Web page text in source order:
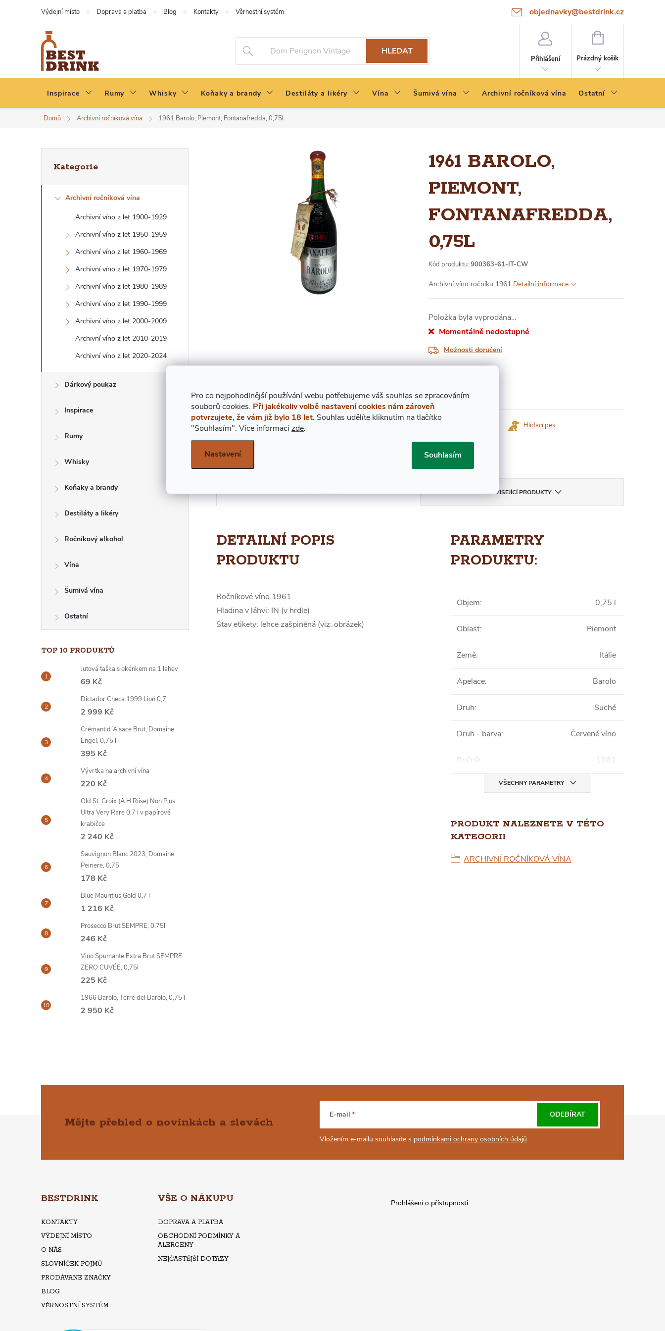
Pro co nejpohodlnější používání webu potřebujeme váš souhlas se zpracováním
souborů cookies. Při jakékoliv volbě nastavení cookies nám zároveň
potvrzujete, že vám již bylo 18 let. Souhlas udělíte kliknutím na tlačítko
"Souhlasím". Více informacízde.
Nastavení Souhlasím
objednavky@bestdrink.cz
Výdejní místo Doprava a platba Blog Kontakty Věrnostní systém
HLEDAT
Přihlášení
NÁKUPNÍ
Prázdný košík
Inspirace Rumy Whisky Koňaky a brandy Destiláty a likéry Vína Šumivá vína Archivní ročníková vína Ostatní
Domů Archivní ročníková vína 1961 Barolo, Piemont, Fontanafredda, 0,75l
O
kategorie
Kategorie
Archivní ročníková vína
Archivní víno z let 1900-1929
Archivní víno z let 1950-1959
Archivní víno z let 1960-1969
Archivní víno z let 1970-1979
Archivní víno z let 1980-1989
Archivní víno z let 1990-1999
Archivní víno z let 2000-2009
Archivní víno z let 2010-2019
Archivní víno z let 2020-2024
Dárkový poukaz
Inspirace
Rumy
Whisky
Koňaky a brandy
Destiláty a likéry
Ročníkový alkohol
Vína
Šumivá vína
Ostatní
TOP 10 PRODUKTŮ
Jutová taška s okénkem na 1 lahev
69 Kč
Dictador Checa 1999 Lion 0,7l
2 999 Kč
Crémant d´Alsace Brut, Domaine
Engel, 0,75 l
395 Kč
Vývrtka na archivní vína
220 Kč
Old St. Croix (A.H.Riise) Non Plus
Ultra Very Rare 0,7 l v papírové
krabičce
2 240 Kč
Sauvignon Blanc 2023, Domaine
Peiriere, 0,75l
178 Kč
Blue Mauritius Gold 0,7 l
1 216 Kč
Prosecco Brut SEMPRE, 0,75l
246 Kč
Vino Spumante Extra Brut SEMPRE
ZERO CUVÉE, 0,75l
225 Kč
1966 Barolo, Terre del Barolo, 0,75 l
2 950 Kč
1961 BAROLO,
PIEMONT,
FONTANAFREDDA,
0,75L
Kód produktu: 900363-61-IT-CW
Archivní víno ročníku 1961 Detailní informace
Položka byla vyprodána…
Momentálně nedostupné
Možnosti doručení
cena:
Hlídací pes
POPIS PRODUKTU SOUVISEJÍCÍ PRODUKTY
DETAILNÍ POPIS
PRODUKTU
Ročníkové víno 1961
Hladina v láhvi: IN (v hrdle)
Stav etikety: lehce zašpiněná (viz. obrázek)
PARAMETRY
PRODUKTU:
Objem: 0,75 l
Oblast: Piemont
Země: Itálie
Apelace: Barolo
Druh: Suché
Druh - barva: Červené víno
Ročník: 1961
VŠECHNY PARAMETRY
PRODUKT NALEZNETE V TÉTO
KATEGORII
ARCHIVNÍ ROČNÍKOVÁ VÍNA
Mějte přehled o novinkách a slevách
E-mail
Vložením e-mailu souhlasíte s podmínkami ochrany osobních údajů
ODEBÍRAT
BESTDRINK
KONTAKTY
VÝDEJNÍ MÍSTO
O NÁS
SLOVNÍČEK POJMŮ
PRODÁVANÉ ZNAČKY
BLOG
VĚRNOSTNÍ SYSTÉM
VŠE O NÁKUPU
DOPRAVA A PLATBA
OBCHODNÍ PODMÍNKY A
ALERGENY
NEJČASTĚJŠÍ DOTAZY
Prohlášení o přístupnosti